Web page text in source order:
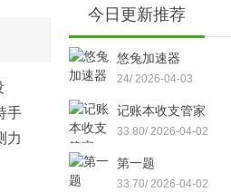
手
力
今日更新推荐
悠兔加速器
24/ 2026-04-03
记账本收支管家
33.80/ 2026-04-02
第一题
33.70/ 2026-04-02